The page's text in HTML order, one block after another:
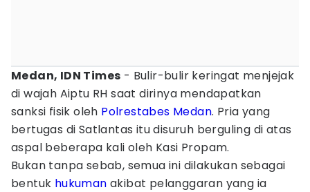
Medan, IDN Times - Bulir-bulir keringat menjejak
di wajah Aiptu RH saat dirinya mendapatkan
sanksi fisik oleh Polrestabes Medan. Pria yang
bertugas di Satlantas itu disuruh berguling di atas
aspal beberapa kali oleh Kasi Propam.
Bukan tanpa sebab, semua ini dilakukan sebagai
bentuk hukuman akibat pelanggaran yang ia